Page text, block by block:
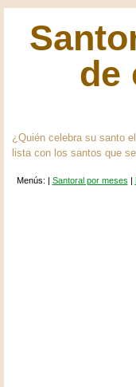
de
¿Quién celebra su santo
lista con los santos que
Menús: | Santoral por meses |